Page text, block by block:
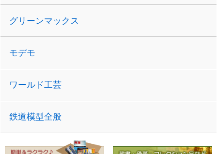
グリーンマックス
モデモ
ワールド工芸
鉄道模型全般